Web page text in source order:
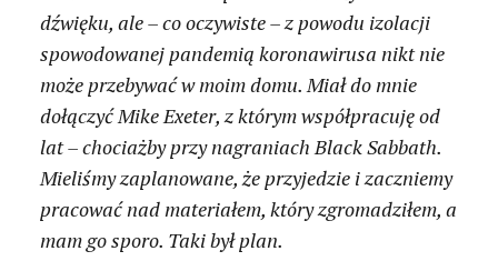
dźwięku, ale – co oczywiste – z powodu izolacji
spowodowanej pandemią koronawirusa nikt nie
może przebywać w moim domu. Miał do mnie
dołączyć Mike Exeter, z którym współpracuję od
lat – chociażby przy nagraniach Black Sabbath.
Mieliśmy zaplanowane, że przyjedzie i zaczniemy
pracować nad materiałem, który zgromadziłem, a
mam go sporo. Taki był plan.